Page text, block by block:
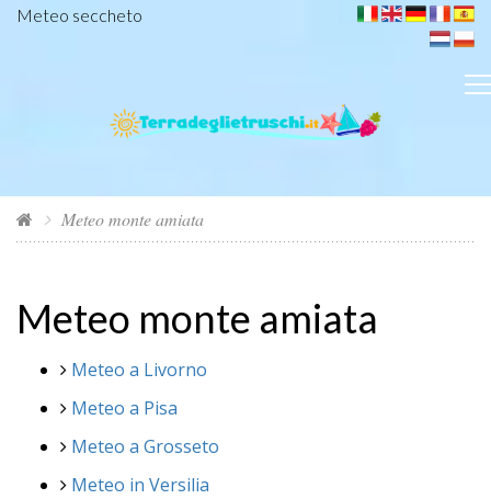
Meteo seccheto
Meteo monte amiata
Meteo monte amiata
Meteo a Livorno
Meteo a Pisa
Meteo a Grosseto
Meteo in Versilia